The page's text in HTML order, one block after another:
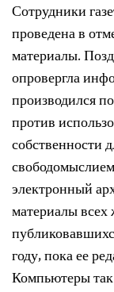
Сотрудники
проведена в
материалы.
опровергла
производился
против
собственности
электронный
материалы всех
году, пока ее
Компьютеры